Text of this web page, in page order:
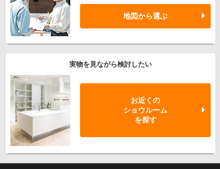
地図から選ぶ
実物を見ながら検討したい
お近くの
ショウルーム
を探す